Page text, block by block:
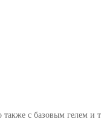
также с базовым гелем